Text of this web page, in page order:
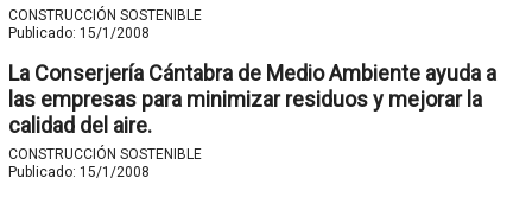
CONSTRUCCIÓN SOSTENIBLE
Publicado: 15/1/2008
La Conserjería Cántabra de Medio Ambiente ayuda a
las empresas para minimizar residuos y mejorar la
calidad del aire.
CONSTRUCCIÓN SOSTENIBLE
Publicado: 15/1/2008